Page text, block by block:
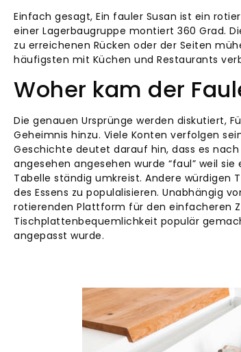
Einfach gesagt, Ein fauler Susan ist ein
einer Lagerbaugruppe montiert 360 Grad.
zu erreichenen Rücken oder der Seiten
häufigsten mit Küchen und Restaurants
Woher kam der
Die genauen Ursprünge werden diskutiert,
Geheimnis hinzu. Viele Konten verfolgen
Geschichte deutet darauf hin, dass es
angesehen angesehen wurde “faul” weil
Tabelle ständig umkreist. Andere würdigen
des Essens zu populalisieren. Unabhängig
rotierenden Plattform für den einfacheren
Tischplattenbequemlichkeit populär
angepasst wurde.